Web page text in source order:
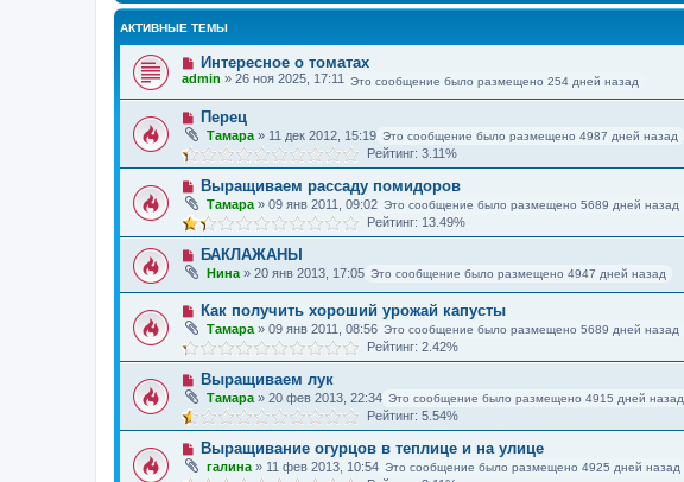
АКТИВНЫЕ ТЕМЫ
Интересное о томатах
admin » 26 ноя 2025, 17:11 Это сообщение было размещено 254 дней назад
Перец
Тамара » 11 дек 2012, 15:19 Это сообщение было размещено 4987 дней назад
Рейтинг: 3.11%
Выращиваем рассаду помидоров
Тамара » 09 янв 2011, 09:02 Это сообщение было размещено 5689 дней назад
Рейтинг: 13.49%
БАКЛАЖАНЫ
Нина » 20 янв 2013, 17:05 Это сообщение было размещено 4947 дней назад
Как получить хороший урожай капусты
Тамара » 09 янв 2011, 08:56 Это сообщение было размещено 5689 дней назад
Рейтинг: 2.42%
Выращиваем лук
Тамара » 20 фев 2013, 22:34 Это сообщение было размещено 4915 дней назад
Рейтинг: 5.54%
Выращивание огурцов в теплице и на улице
галина » 11 фев 2013, 10:54 Это сообщение было размещено 4925 дней назад